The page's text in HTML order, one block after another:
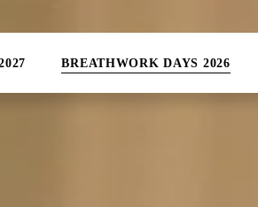
BREATHWORK DAYS 2026